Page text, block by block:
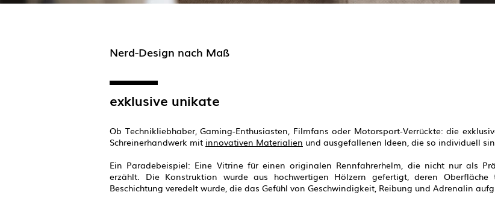
Nerd-Design nach Maß
exklusive unikate
Ob Technikliebhaber, Gaming-Enthusiasten, Filmfans oder Motorsport-Verrückte: die
Schreinerhandwerk mit innovativen Materialien und ausgefallenen Ideen, die so individuell
Ein Paradebeispiel: Eine Vitrine für einen originalen Rennfahrerhelm, die nicht nur als
erzählt. Die Konstruktion wurde aus hochwertigen Hölzern gefertigt, deren
Beschichtung veredelt wurde, die das Gefühl von Geschwindigkeit, Reibung und Adrenalin